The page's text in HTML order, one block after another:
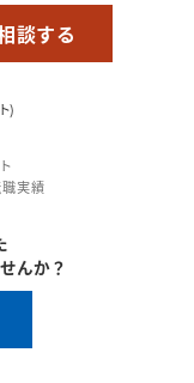
談する
)
実績
んか？